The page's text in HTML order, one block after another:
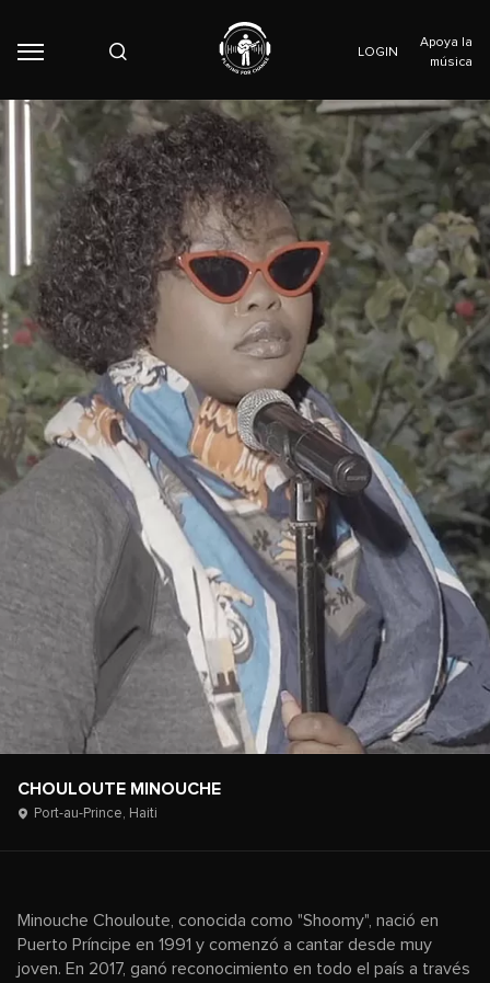
LOGIN
Apoya la
música
CHOULOUTE MINOUCHE
Port-au-Prince, Haiti
Minouche Chouloute, conocida como "Shoomy", nació en
Puerto Príncipe en 1991 y comenzó a cantar desde muy
joven. En 2017, ganó reconocimiento en todo el país a través